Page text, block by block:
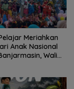
Meriahkan
Anak Nasional
Wali